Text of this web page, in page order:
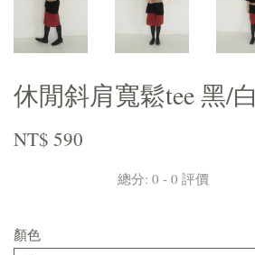
休閒斜肩寬鬆tee 黑/白
NT$ 590
總分: 0 - 0 評價
顏色